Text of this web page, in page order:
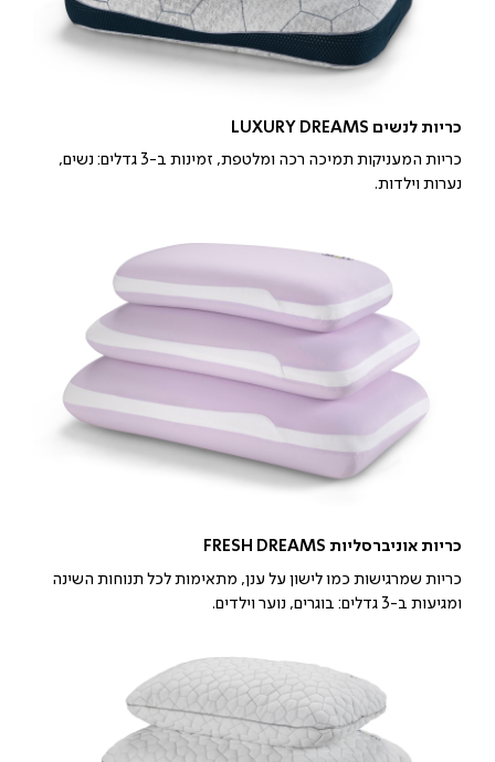
כריות לנשים LUXURY DREAMS
כריות המעניקות תמיכה רכה ומלטפת, זמינות ב-3 גדלים: נשים,
נערות וילדות.
כריות אוניברסליות FRESH DREAMS
כריות שמרגישות כמו לישון על ענן, מתאימות לכל תנוחות השינה
ומגיעות ב-3 גדלים: בוגרים, נוער וילדים.